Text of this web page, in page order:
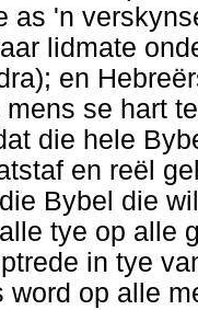
as 'n
lidmate
en
se hart
die hele
en reël
Bybel die
tye op alle
in tye
word op alle